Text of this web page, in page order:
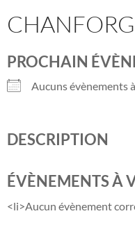
PROCHAIN
Aucuns évènements
DESCRIPTION
ÉVÈNEMENTS À
<li>Aucun évènement